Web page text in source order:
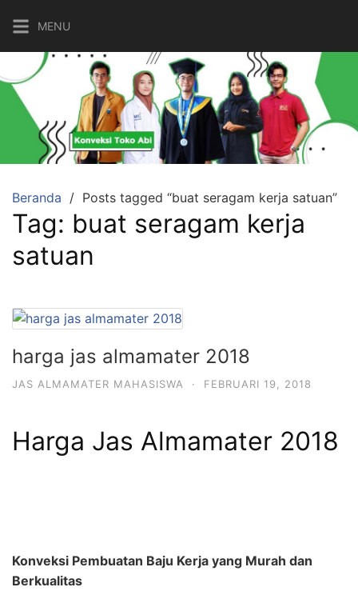
ke
konten
MENU
Beranda Posts tagged “buat seragam kerja satuan”
Tag: buat seragam kerja
satuan
harga jas almamater 2018
JAS ALMAMATER MAHASISWA · FEBRUARI 19, 2018
Harga Jas Almamater 2018
Konveksi Pembuatan Baju Kerja yang Murah dan
Berkualitas